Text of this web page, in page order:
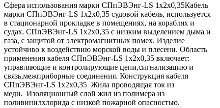
Сфера использования марки СПпЭВЭнг-LS 1х2х0,35Кабель
марки СПпЭВЭнг-LS 1х2х0,35 судовой кабель, используется
в стационарной прокладке в помещениях, на кораблях и
судах. СПпЭВЭнг-LS 1х2х0,35 с низким выделением дыма и
газа, с защитой от электромагнитных помех. Изделие
устойчиво к воздействию морской воды и плесени. Область
применения кабеля СПпЭВЭнг-LS 1х2х0,35 включает:
управляющие и контролирующие цепи,сигнализацию и
связь,межприборные соединения. Конструкция кабеля
СПпЭВЭнг-LS 1х2х0,35 Жила проводящая ток из
меди. Изоляционный слой жил из полимера из
поливинилхлорида с низкой пожарной опасностью.